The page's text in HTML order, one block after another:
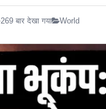
269 बार देखा गया World